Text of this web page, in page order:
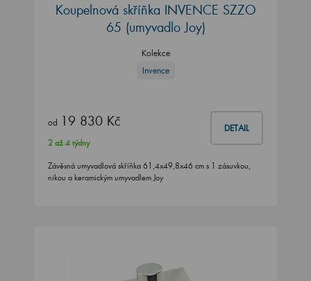
Koupelnová skříňka INVENCE SZZO
65 (umyvadlo Joy)
Kolekce
Invence
od 19 830 Kč DETAIL
2 až 4 týdny
Závěsná umyvadlová skříňka 61,4x49,8x46 cm s 1 zásuvkou,
nikou a keramickým umyvadlem Joy